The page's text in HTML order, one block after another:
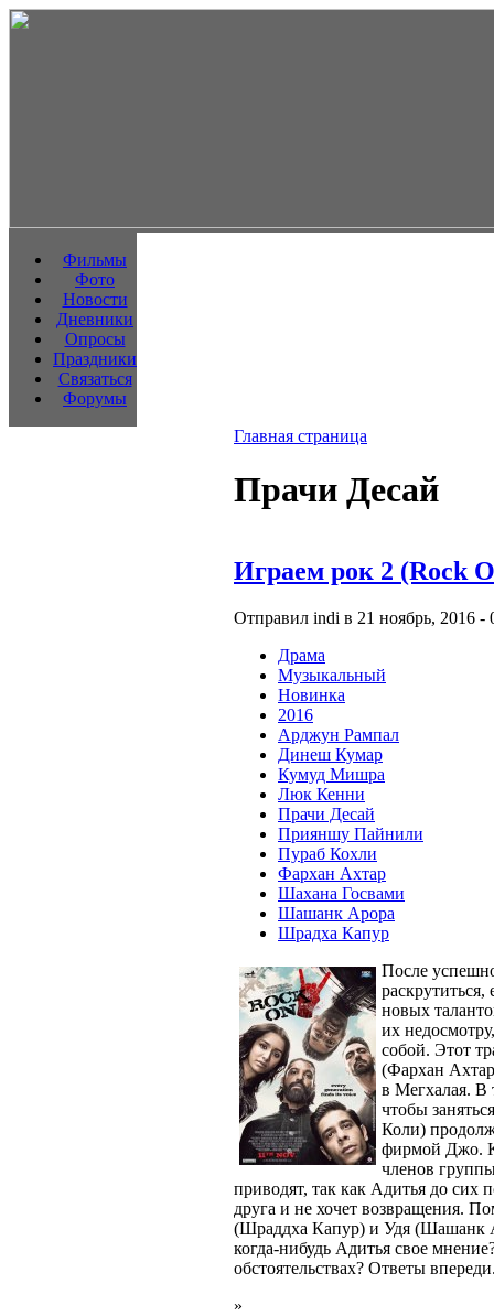
Фильмы
Фото
Новости
Дневники
Опросы
Праздники
Связаться
Форумы
Главная страница
Прачи Десай
Играем рок 2 (Rock
Отправил indi в 21 ноябрь, 2016 -
Драма
Музыкальный
Новинка
2016
Арджун Рампал
Динеш Кумар
Кумуд Мишра
Люк Кенни
Прачи Десай
Прияншу Пайнили
Пураб Кохли
Фархан Ахтар
Шахана Госвами
Шашанк Арора
Шрадха Капур
После
новых
их
собой. Этот
(Фархан
в Мегхалая. В
чтобы
Коли)
фирмой Джо.
членов
приводят, так как Адитья до сих
друга и не хочет возвращения.
(Шраддха Капур) и Удя (Шашанк
когда-нибудь Адитья свое
обстоятельствах? Ответы
»